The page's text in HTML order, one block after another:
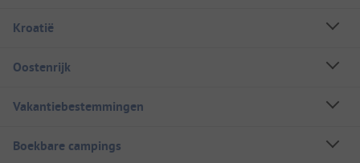
Kroatië
Oostenrijk
Vakantiebestemmingen
Boekbare campings